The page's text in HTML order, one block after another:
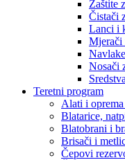
Zaštite
Čistači
Lanci i
Mjerači
Nosači
Teretni program
Alati i
Blatarice,
Blatobrani i
Brisači i
Čepovi